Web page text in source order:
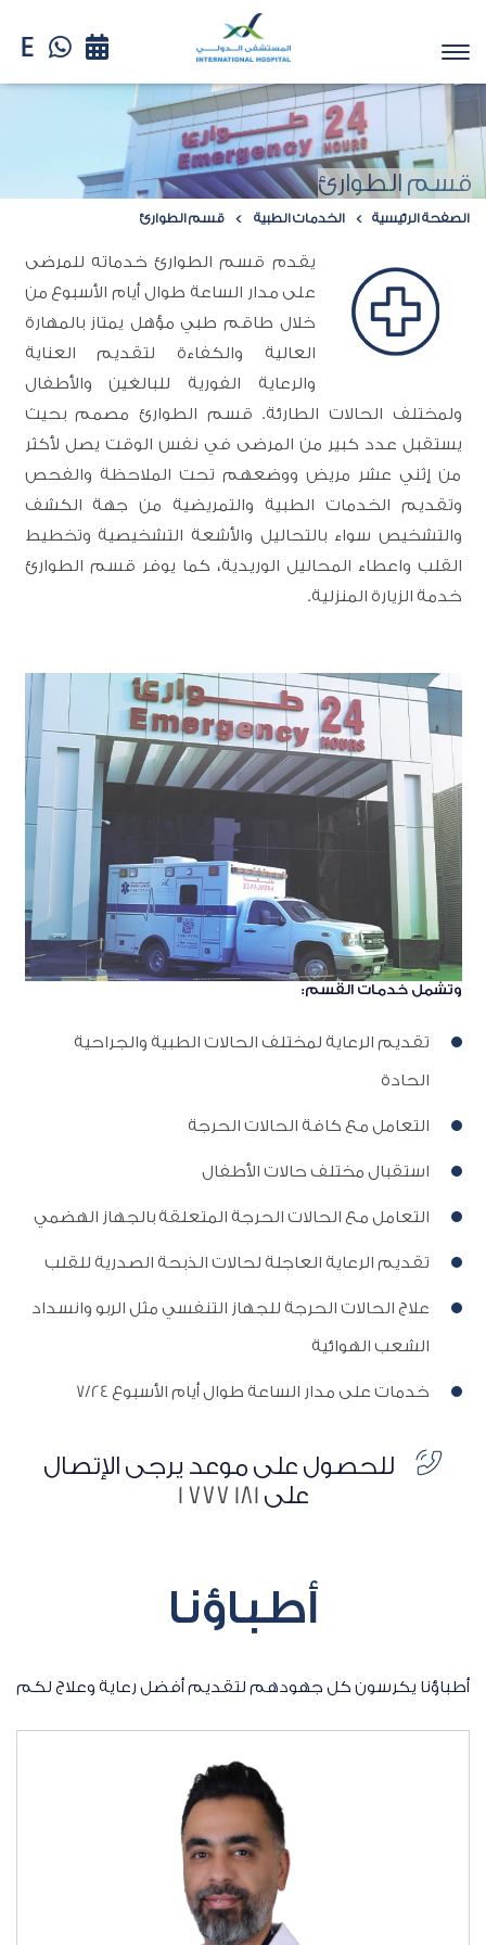
قسم الطوارئ
الصفحة الرئيسية الخدمات الطبية قسم الطوارئ
يقدم قسم الطوارئ خدماته للمرضى
على مدار الساعة طوال أيام الأسبوع من
خلال طاقم طبي مؤهل يمتاز بالمهارة
العالية والكفاءة لتقديم العناية
والرعاية الفورية للبالغين والأطفال
ولمختلف الحالات الطارئة. قسم الطوارئ مصمم بحيث
يستقبل عدد كبير من المرضى في نفس الوقت يصل لأكثر
من إثني عشر مريض ووضعهم تحت الملاحظة والفحص
وتقديم الخدمات الطبية والتمريضية من جهة الكشف
والتشخيص سواء بالتحاليل والأشعة التشخيصية وتخطيط
القلب واعطاء المحاليل الوريدية، كما يوفر قسم الطوارئ
خدمة الزيارة المنزلية.
وتشمل خدمات القسم:
تقديم الرعاية لمختلف الحالات الطبية والجراحية
الحادة
التعامل مع كافة الحالات الحرجة
استقبال مختلف حالات الأطفال
التعامل مع الحالات الحرجة المتعلقة بالجهاز الهضمي
تقديم الرعاية العاجلة لحالات الذبحة الصدرية للقلب
علاج الحالات الحرجة للجهاز التنفسي مثل الربو وانسداد
الشعب الهوائية
خدمات على مدار الساعة طوال أيام الأسبوع 7/24
للحصول على موعد يرجى الإتصال
على 181 777 1
أطباؤنا
أطباؤنا يكرسون كل جهودهم لتقديم أفضل رعاية وعلاج لكم